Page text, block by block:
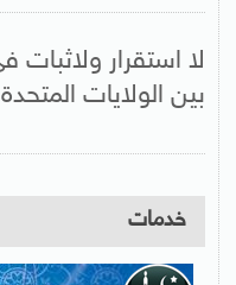
لا استقرار
بين الولايات
خدمات